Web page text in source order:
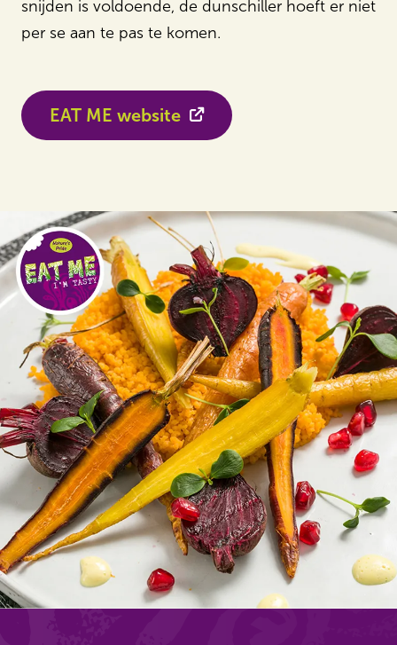
snijden is voldoende, de dunschiller hoeft er niet
per se aan te pas te komen.
EAT ME website